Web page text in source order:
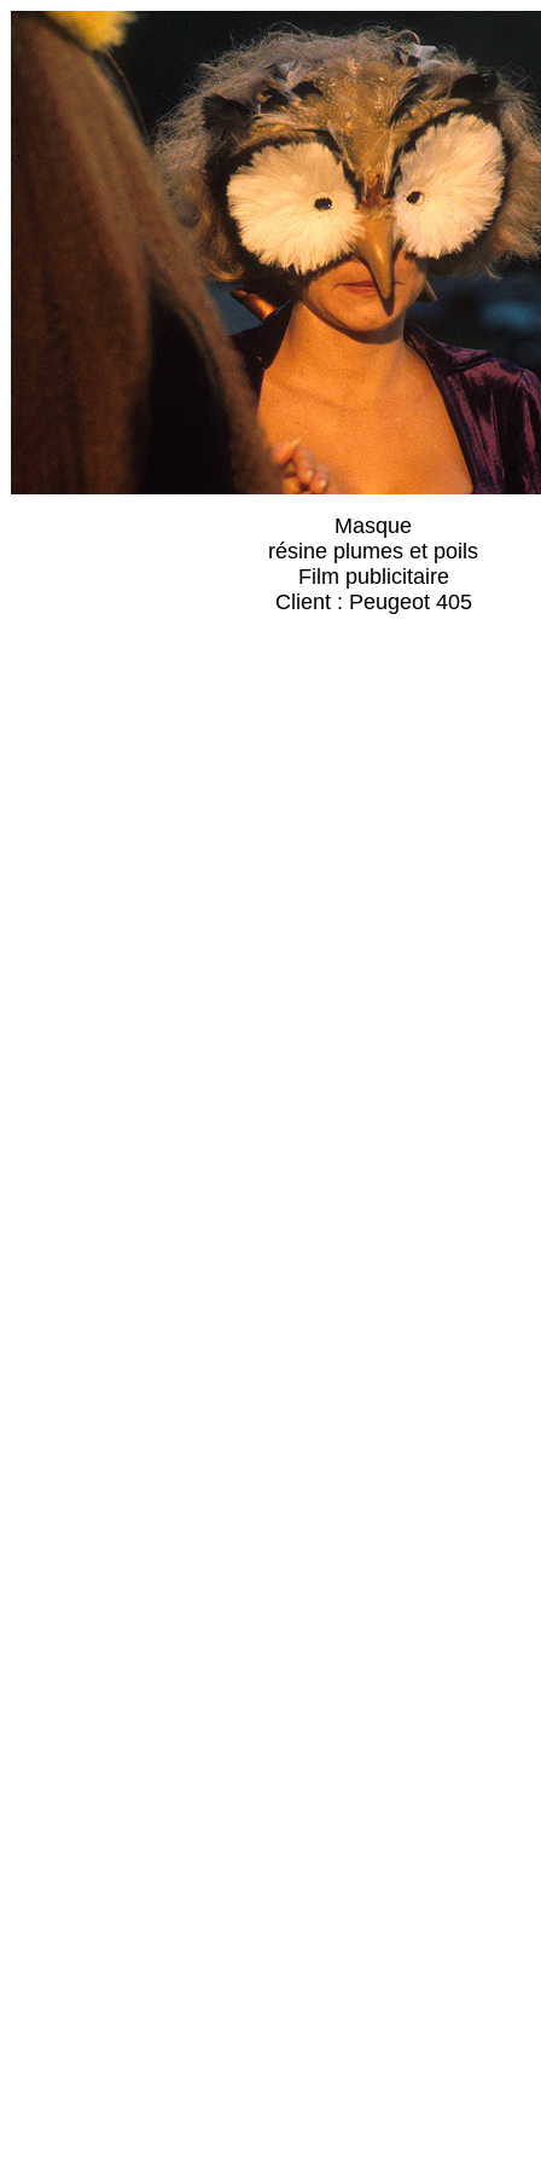
Masque
résine plumes et poils
Film publicitaire
Client : Peugeot 405